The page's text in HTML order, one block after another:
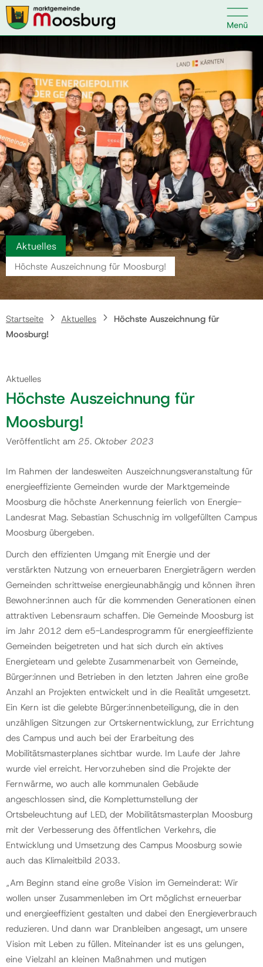
Kontakt 
Suche nach:
Startseite
Kundenservice
Ihr Anliegen
Veranstaltungen
Politik
Gemeinde
Kontakt
Aktuelles
Höchste Auszeichnung für Moosburg!
Startseite Aktuelles
Höchste Auszeichnung für
Moosburg!
Aktuelles
Höchste Auszeichnung für
Moosburg!
Veröffentlicht am 25. Oktober 2023
Im Rahmen der landesweiten Auszeichnungsveranstaltung für
energieeffiziente Gemeinden wurde der Marktgemeinde
Moosburg die höchste Anerkennung feierlich von Energie-
Landesrat Mag. Sebastian Schuschnig im vollgefüllten Campus
Moosburg übergeben.
Durch den effizienten Umgang mit Energie und der
verstärkten Nutzung von erneuerbaren Energieträgern werden
Gemeinden schrittweise energieunabhängig und können ihren
Bewohner:innen auch für die kommenden Generationen einen
attraktiven Lebensraum schaffen. Die Gemeinde Moosburg ist
im Jahr 2012 dem e5-Landesprogramm für energieeffiziente
Gemeinden beigetreten und hat sich durch ein aktives
Energieteam und gelebte Zusammenarbeit von Gemeinde,
Bürger:innen und Betrieben in den letzten Jahren eine große
Anzahl an Projekten entwickelt und in die Realität umgesetzt.
Ein Kern ist die gelebte Bürger:innenbeteiligung, die in den
unzähligen Sitzungen zur Ortskernentwicklung, zur Errichtung
des Campus und auch bei der Erarbeitung des
Mobilitätsmasterplanes sichtbar wurde. Im Laufe der Jahre
wurde viel erreicht. Hervorzuheben sind die Projekte der
Fernwärme, wo auch alle kommunalen Gebäude
angeschlossen sind, die Komplettumstellung der
Ortsbeleuchtung auf LED, der Mobilitätsmasterplan Moosburg
mit der Verbesserung des öffentlichen Verkehrs, die
Entwicklung und Umsetzung des Campus Moosburg sowie
auch das Klimaleitbild 2033.
„Am Beginn stand eine große Vision im Gemeinderat: Wir
wollen unser Zusammenleben im Ort möglichst erneuerbar
und energieeffizient gestalten und dabei den Energieverbrauch
reduzieren. Und dann war Dranbleiben angesagt, um unsere
Vision mit Leben zu füllen. Miteinander ist es uns gelungen,
eine Vielzahl an kleinen Maßnahmen und mutigen